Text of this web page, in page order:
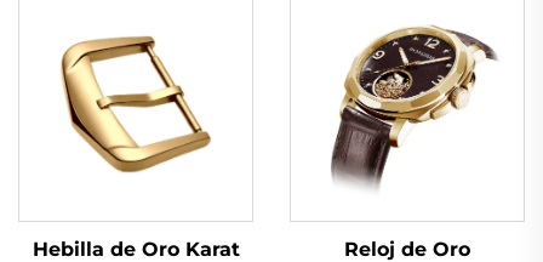
Hebilla de Oro Karat Reloj de Oro